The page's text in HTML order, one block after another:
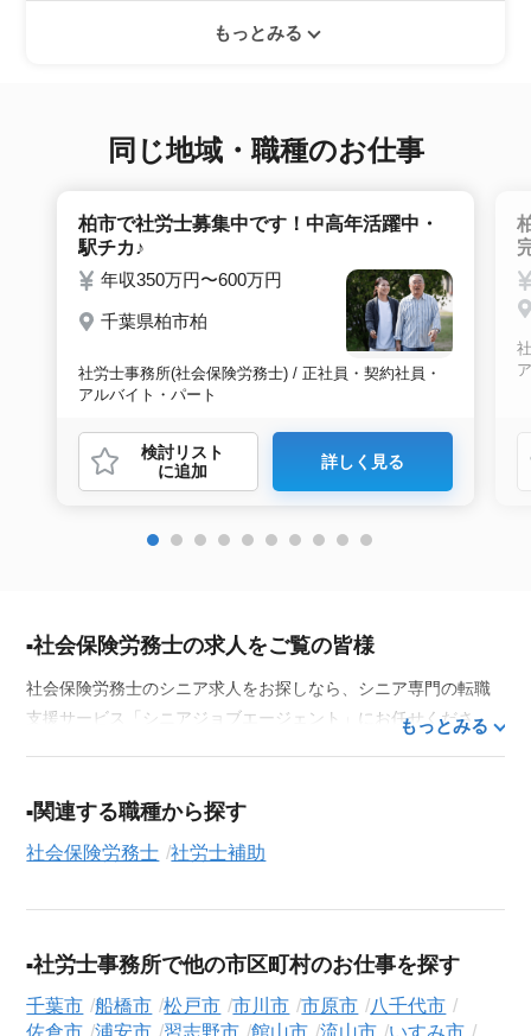
ぜひ紹介依頼へ進んでください。
ーとヒアリングのお時間を頂きます。その後希
もっとみる
同じ地域・職種のお仕事
柏市で社労士募集中です！中高年活躍中・
駅チカ♪
年収350万円〜600万円
千葉県柏市柏
社労士事務所(社会保険労務士) / 正社員・契約社員・
アルバイト・パート
検討リスト
に追加
詳しく見る
社会保険労務士の求人をご覧の皆様
社会保険労務士のシニア求人をお探しなら、シニア専門の転職
支援サービス「シニアジョブエージェント」にお任せくださ
徹底的にサポートします。この求人を含む
ービスだけの非公開求人です。
ご利用の流れ
る」ボタンからご登録ください。シニア専門のキャリアアドバ
イザーが、これまでのご経歴やご希望を丁寧にヒアリングし、
職務経歴書の作成から面接対策、企業との条件交渉まで、転職
もっとみる
関連する職種から探す
社会保険労務士 社労士補助
社労士事務所で他の市区町村のお仕事を探す
千葉市 船橋市 松戸市 市川市 市原市
八千代市